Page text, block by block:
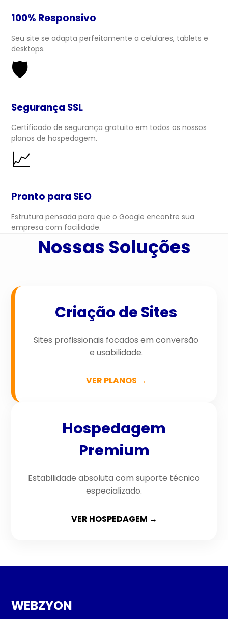
100% Responsivo
Seu site se adapta perfeitamente a celulares, tablets e
desktops.
🛡️
Segurança SSL
Certificado de segurança gratuito em todos os nossos
planos de hospedagem.
📈
Pronto para SEO
Estrutura pensada para que o Google encontre sua
empresa com facilidade.
Nossas Soluções
Criação de Sites
Sites profissionais focados em conversão
e usabilidade.
VER PLANOS →
Hospedagem
Premium
Estabilidade absoluta com suporte técnico
especializado.
VER HOSPEDAGEM →
WEBZYON